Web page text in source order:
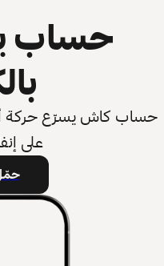
حساب
حساب كاش يسرّع حركة
على